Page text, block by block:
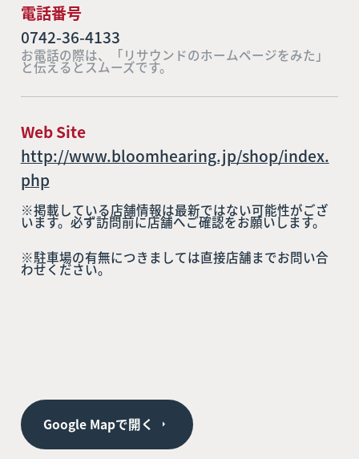
電話番号
0742-36-4133
お電話の際は、「リサウンドのホームページをみた」
と伝えるとスムーズです。
Web Site
http://www.bloomhearing.jp/shop/index.
php
※掲載している店舗情報は最新ではない可能性がござ
います。必ず訪問前に店舗へご確認をお願いします。
※駐車場の有無につきましては直接店舗までお問い合
わせください。
Google Mapで開く